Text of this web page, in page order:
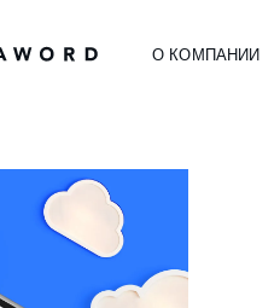
О КОМПАНИИ